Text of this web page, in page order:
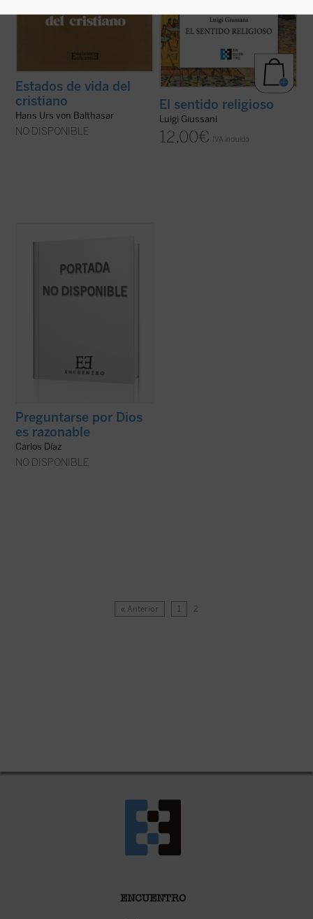
Estados de vida del
cristiano
Hans Urs von Balthasar
NO DISPONIBLE
El sentido religioso
Luigi Giussani
12,00€ IVA incluido
razonable
incluyen en sus pensamientos del día a día
dudas y cuestiones relativas al título de
Preguntarse por Dios
es razonable
Carlos Díaz
NO DISPONIBLE
« Anterior 1 2
ENCUENTRO